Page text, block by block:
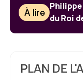
À lire du Roi
PLAN DE